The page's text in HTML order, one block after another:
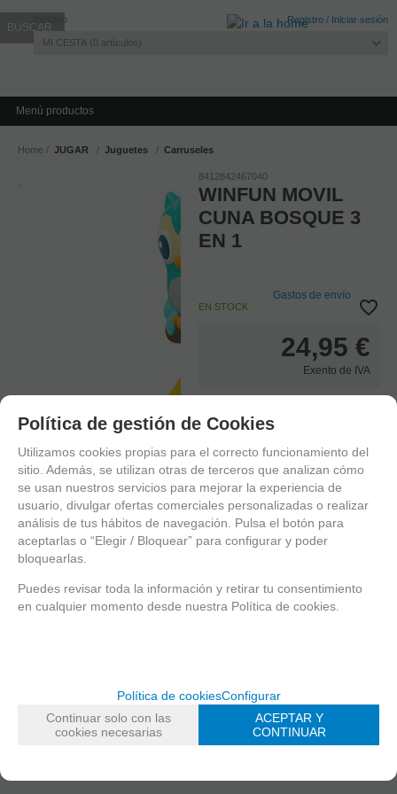
Invitado Registro / Iniciar sesión
MI CESTA 0 artículos
Menú productos
Home JUGAR Juguetes Carruseles
8412842467040
WINFUN MOVIL
CUNA BOSQUE 3
EN 1
EN STOCK
Gastos de envío
24,95 €
Exento de IVA
unidades
Política de gestión de Cookies
Utilizamos cookies propias para el correcto funcionamiento del
sitio. Además, se utilizan otras de terceros que analizan cómo
se usan nuestros servicios para mejorar la experiencia de
usuario, divulgar ofertas comerciales personalizadas o realizar
análisis de tus hábitos de navegación. Pulsa el botón para
aceptarlas o “Elegir / Bloquear” para configurar y poder
bloquearlas.
Puedes revisar toda la información y retirar tu consentimiento
en cualquier momento desde nuestra Política de cookies.
Política de cookiesConfigurar
Continuar solo con las
cookies necesarias
ACEPTAR Y
CONTINUAR